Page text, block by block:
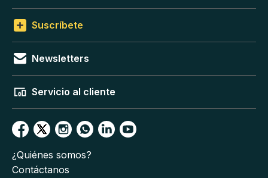
Suscríbete
Newsletters
Servicio al cliente
¿Quiénes somos?
Contáctanos